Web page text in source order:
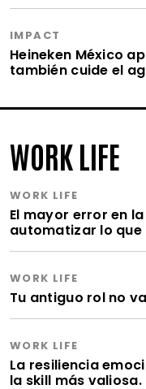
IMPACT
Heineken México
también cuide el
WORK LIFE
WORK LIFE
El mayor error en
automatizar lo
WORK LIFE
Tu antiguo rol no
WORK LIFE
La resiliencia
la skill más